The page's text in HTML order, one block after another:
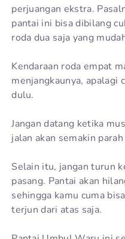
perjuangan ekstra.
pantai ini bisa dibilang
roda dua saja yang
Kendaraan roda empat
menjangkaunya, apalagi
dulu.
Jangan datang ketika
jalan akan semakin
Selain itu, jangan turun
pasang. Pantai akan
sehingga kamu cuma
terjun dari atas saja.